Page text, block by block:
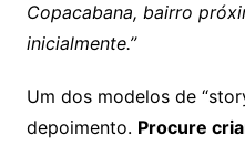
Copacabana, bairro
inicialmente.”
Um dos modelos de
depoimento. Procure